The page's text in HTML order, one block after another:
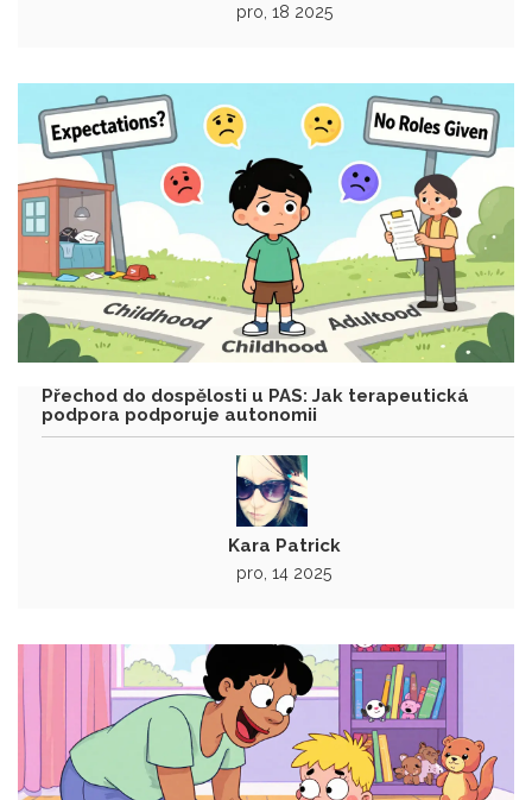
pro, 18 2025
Přechod do dospělosti u PAS: Jak terapeutická
podpora podporuje autonomii
Kara Patrick
pro, 14 2025